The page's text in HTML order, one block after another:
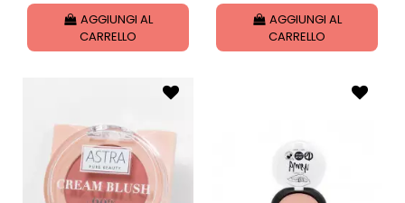
AGGIUNGI AL
CARRELLO
AGGIUNGI AL
CARRELLO